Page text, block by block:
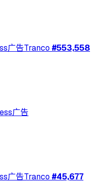
广告Tranco #553,558
广告
广告Tranco #45,677